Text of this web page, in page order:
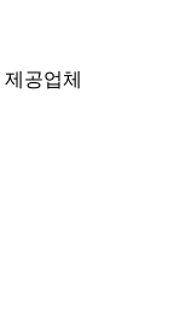
공업체